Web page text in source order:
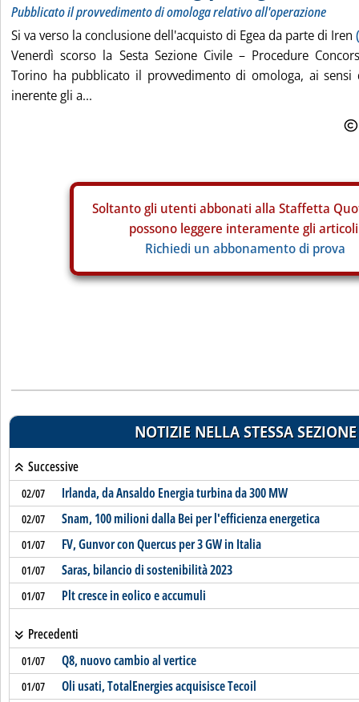
Pubblicato il provvedimento di omologa relativo all'operazione
Si va verso la conclusione dell'acquisto di Egea da parte di Iren
Venerdì scorso la Sesta Sezione Civile – Procedure
Torino ha pubblicato il provvedimento di omologa, ai sensi
inerente gli a...
Soltanto gli utenti abbonati alla Staffetta
possono leggere interamente gli
Richiedi un abbonamento di prova
NOTIZIE NELLA STESSA SEZIONE
Successive
02/07 Irlanda, da Ansaldo Energia turbina da 300 MW
02/07 Snam, 100 milioni dalla Bei per l'efficienza energetica
01/07 FV, Gunvor con Quercus per 3 GW in Italia
01/07 Saras, bilancio di sostenibilità 2023
01/07 Plt cresce in eolico e accumuli
Precedenti
01/07 Q8, nuovo cambio al vertice
01/07 Oli usati, TotalEnergies acquisisce Tecoil